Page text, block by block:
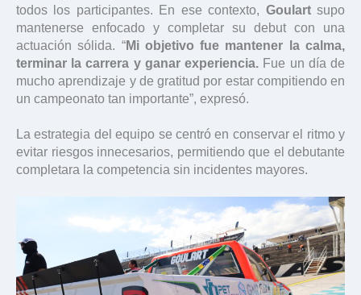
todos los participantes. En ese contexto, Goulartsupo
mantenerse enfocado y completar su debut con una
actuación sólida. “Mi objetivo fue mantener la calma,
terminar la carrera y ganar experiencia. Fue un día de
mucho aprendizaje y de gratitud por estar compitiendo en
un campeonato tan importante”, expresó.
La estrategia del equipo se centró en conservar el ritmo y
evitar riesgos innecesarios, permitiendo que el debutante
completara la competencia sin incidentes mayores.